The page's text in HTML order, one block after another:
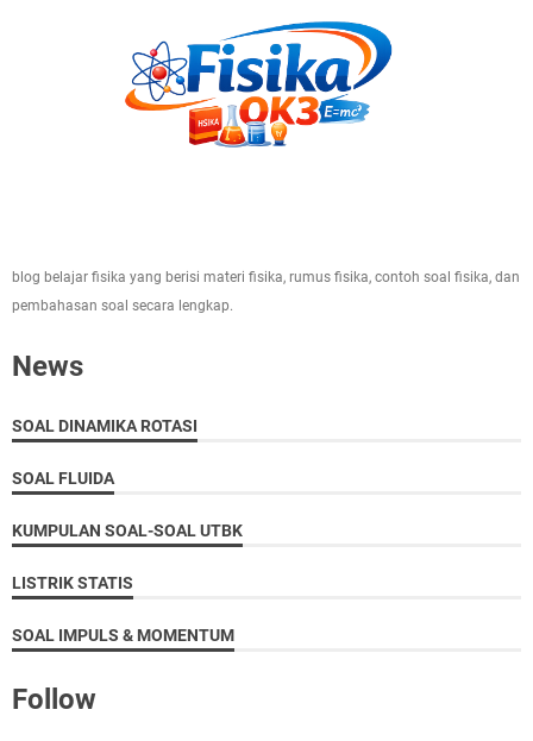
blog belajar fisika yang berisi materi fisika, rumus fisika, contoh soal fisika, dan
pembahasan soal secara lengkap.
News
SOAL DINAMIKA ROTASI
SOAL FLUIDA
KUMPULAN SOAL-SOAL UTBK
LISTRIK STATIS
SOAL IMPULS & MOMENTUM
Follow